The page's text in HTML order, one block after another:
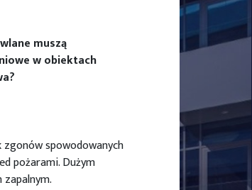
muszą
w obiektach
zgonów spowodowanych
pożarami. Dużym